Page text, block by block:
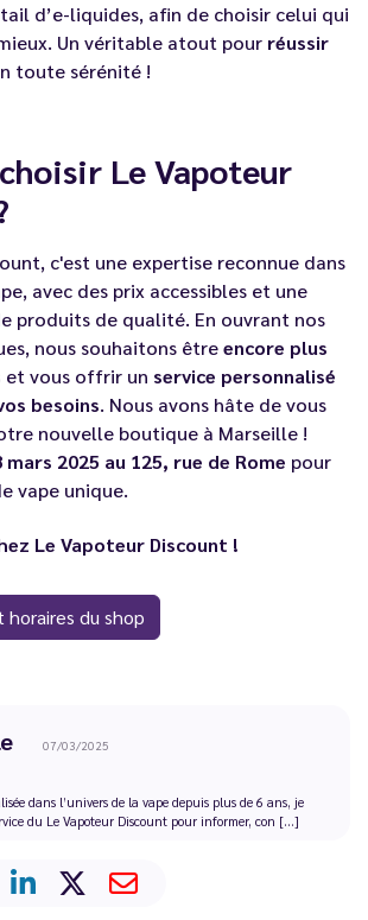
d’e-liquides, afin de choisir celui qui
Un véritable atout pour réussir
toute sérénité !
Le Vapoteur
c'est une expertise reconnue dans
avec des prix accessibles et une
produits de qualité. En ouvrant nos
nous souhaitons êtreencore plus
et vous offrir un service personnalisé
besoins. Nous avons hâte de vous
nouvelle boutique à Marseille !
mars 2025 au 125, rue de Rome pour
vape unique.
Le Vapoteur Discount !
horaires du shop
07/03/2025
dans l’univers de la vape depuis plus de 6 ans, je
du Le Vapoteur Discount pour informer, con [...]